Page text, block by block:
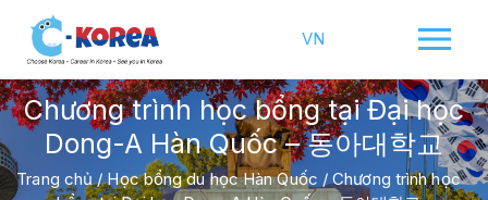
VN
Chương trình học bổng tại Đại học
Dong-A Hàn Quốc – 동아대학교
Trang chủ/Học bổng du học Hàn Quốc /Chương trình học